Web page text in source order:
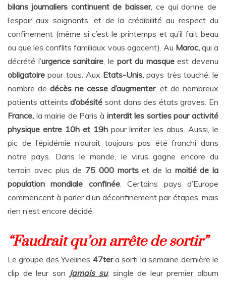
bilans journaliers continuent de baisser, ce qui donne de
l’espoir aux soignants, et de la crédibilité au respect du
confinement (même si c’est le printemps et qu’il fait beau
ou que les conflits familiaux vous agacent). Au Maroc,qui a
décrété l’urgence sanitaire, le port du masqueest devenu
obligatoire pour tous. Aux Etats-Unis, pays très touché, le
nombre de décès ne cesse d’augmenter, et de nombreux
patients atteintsd’obésité sont dans des états graves. En
France, la mairie de Paris à interdit les sorties pour activité
physique entre 10h et 19hpour limiter les abus. Aussi, le
pic de l’épidémie n’aurait toujours pas été franchi dans
notre pays. Dans le monde, le virus gagne encore du
terrain avec plus de 75 000 mortset de la moitié de la
population mondiale confinée. Certains pays d’Europe
commencent à parler d’un déconfinement par étapes, mais
rien n’est encore décidé.
“Faudrait qu’on arrête de sortir”
Le groupe des Yvelines 47tera sorti la semaine dernière le
clip de leur son Jamais su, single de leur premier album